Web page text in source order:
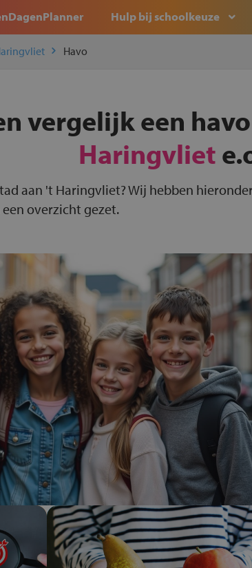
Hulp bij schoolkeuze
Havo
vergelijk een
Haringvliet
aan 't Haringvliet? Wij hebben
overzicht gezet.